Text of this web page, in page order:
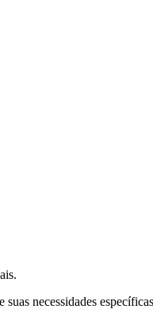
necessidades